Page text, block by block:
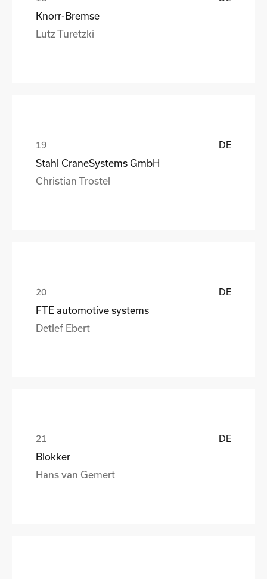
Knorr-Bremse
Lutz Turetzki
DE
Stahl CraneSystems GmbH
Christian Trostel
DE
FTE automotive systems
Detlef Ebert
DE
Blokker
Hans van Gemert